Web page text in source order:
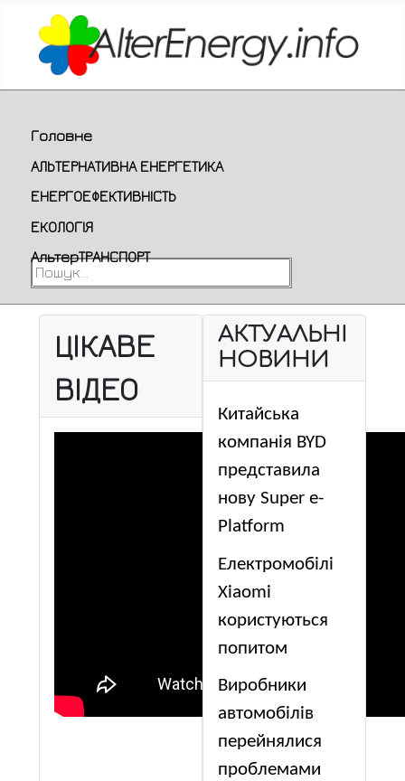
Головне
АЛЬТЕРНАТИВНА ЕНЕРГЕТИКА
ЕНЕРГОЕФЕКТИВНІСТЬ
ЕКОЛОГІЯ
АльтерТРАНСПОРТ
Пошук...
ЦІКАВЕ
ВІДЕО
АКТУАЛЬНІ
НОВИНИ
Китайська
компанія BYD
представила
нову Super e-
Platform
Електромобілі
Xiaomi
користуються
попитом
Виробники
автомобілів
перейнялися
проблемами